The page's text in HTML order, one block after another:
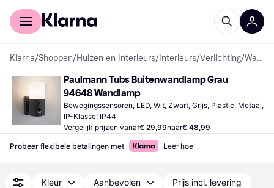
Voor shoppers
Klarna/Shoppen/Huizen en Interieurs/ Interieurs/Verlichting/ Wandlampen
Paulmann Tubs Buitenwandlamp Grau
94648 Wandlamp
Bewegingssensoren, LED, Wit, Zwart, Grijs, Plastic, Metaal,
IP-Klasse: IP44
Vergelijk prijzen vanaf€ 29,99naar€ 48,99
Probeer flexibele betalingen met Leer hoe
Kleur Aanbevolen Prijs incl. levering